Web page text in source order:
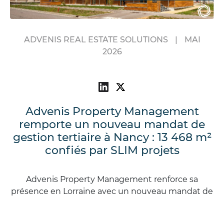
ADVENIS REAL ESTATE SOLUTIONS
MAI
2026
Advenis Property Management
remporte un nouveau mandat de
gestion tertiaire à Nancy : 13 468 m²
confiés par SLIM projets
Advenis Property Management renforce sa
présence en Lorraine avec un nouveau mandat de